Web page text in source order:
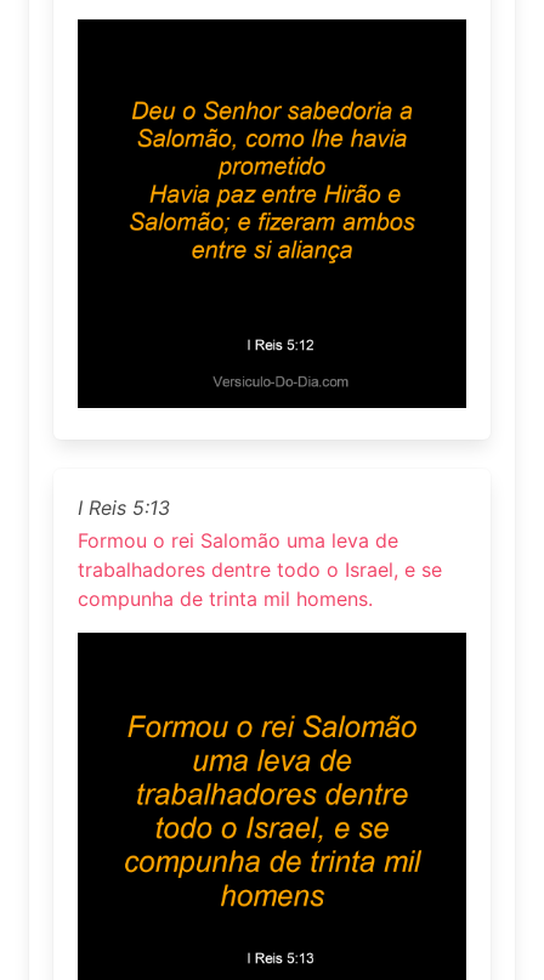
I Reis 5:13
Formou o rei Salomão uma leva de
trabalhadores dentre todo o Israel, e se
compunha de trinta mil homens.